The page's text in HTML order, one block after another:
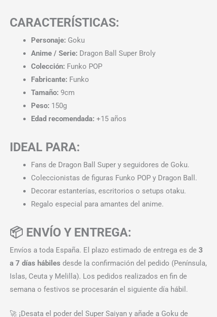
CARACTERÍSTICAS:
Personaje: Goku
Anime / Serie: Dragon Ball Super Broly
Colección: Funko POP
Fabricante: Funko
Tamaño: 9cm
Peso: 150g
Edad recomendada: +15 años
IDEAL PARA:
Fans de Dragon Ball Super y seguidores de Goku.
Coleccionistas de figuras Funko POP y Dragon Ball.
Decorar estanterías, escritorios o setups otaku.
Regalo especial para amantes del anime.
📦 ENVÍO Y ENTREGA:
Envíos a toda España. El plazo estimado de entrega es de 3
a 7 días hábiles desde la confirmación del pedido (Península,
Islas, Ceuta y Melilla). Los pedidos realizados en fin de
semana o festivos se procesarán el siguiente día hábil.
🚀 ¡Desata el poder del Super Saiyan y añade a Goku de